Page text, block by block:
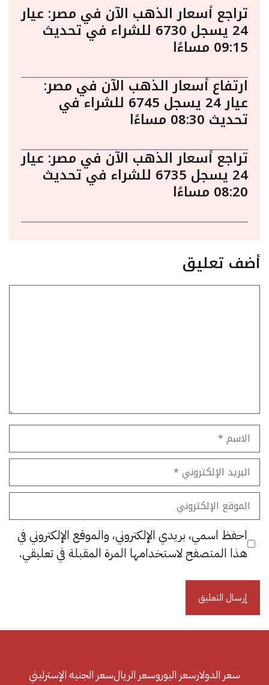
تراجع أسعار الذهب الآن في مصر: عيار
24 يسجل 6730 للشراء في تحديث
09:15 مساءًا
ارتفاع أسعار الذهب الآن في مصر:
عيار 24 يسجل 6745 للشراء في
تحديث 08:30 مساءًا
تراجع أسعار الذهب الآن في مصر: عيار
24 يسجل 6735 للشراء في تحديث
08:20 مساءًا
أضف تعليق
الاسم
البريد
الإلكتروني
الموقع
الإلكتروني
احفظ اسمي، بريدي الإلكتروني، والموقع الإلكتروني في
هذا المتصفح لاستخدامها المرة المقبلة في تعليقي.
سعر الدولارسعر اليوروسعر الريالسعر الجنيه الإسترليني